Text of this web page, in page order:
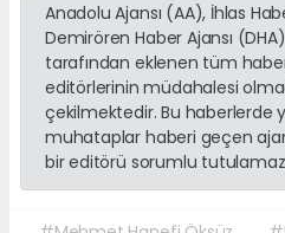
Anadolu Ajansı (AA), İhlas
Demirören Haber Ajansı
tarafından eklenen tüm
editörlerinin müdahalesi
çekilmektedir. Bu haberlerde
muhataplar haberi geçen
bir editörü sorumlu